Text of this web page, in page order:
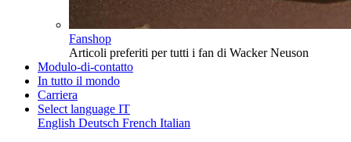
Fanshop
Articoli preferiti per tutti i fan di Wacker Neuson
Modulo-di-contatto
In tutto il mondo
Carriera
Select language IT
English Deutsch French Italian